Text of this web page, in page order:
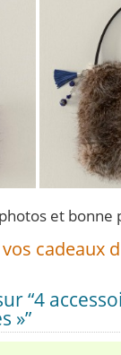
et
vos cadeaux
“4
»”